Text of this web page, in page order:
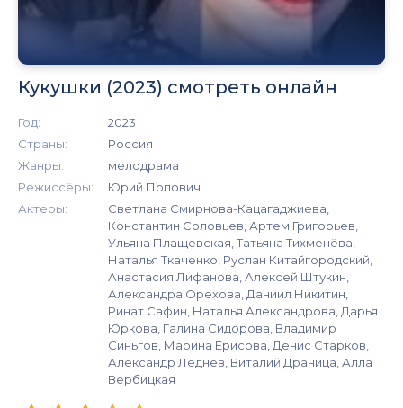
Кукушки (2023) смотреть онлайн
Год:
2023
Страны:
Россия
Жанры:
мелодрама
Режиссёры:
Юрий Попович
Актеры:
Светлана Смирнова-Кацагаджиева,
Константин Соловьев, Артем Григорьев,
Ульяна Плащевская, Татьяна Тихменёва,
Наталья Ткаченко, Руслан Китайгородский,
Анастасия Лифанова, Алексей Штукин,
Александра Орехова, Даниил Никитин,
Ринат Сафин, Наталья Александрова, Дарья
Юркова, Галина Сидорова, Владимир
Синьгов, Марина Ерисова, Денис Старков,
Александр Леднёв, Виталий Драница, Алла
Вербицкая